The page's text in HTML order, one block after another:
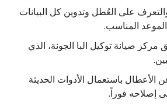
على العُطل وتدوين كل البيانات
المناسب.
مركز صيانة توكيل البا الجونة، الذي
الأعطال باستعمال الأدوات الحديثة
إصلاحه فوراً.